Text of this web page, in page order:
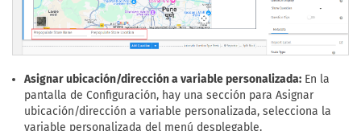
Asignar ubicación/dirección a variable personalizada: En la
pantalla de Configuración, hay una sección para Asignar
ubicación/dirección a variable personalizada, selecciona la
variable personalizada del menú desplegable.